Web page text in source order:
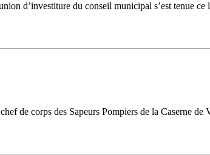
d’investiture du conseil municipal s’est tenue
de corps des Sapeurs Pompiers de la